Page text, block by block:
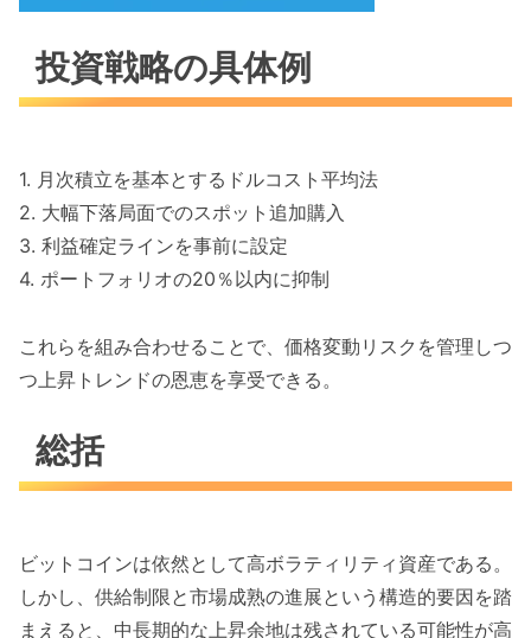
投資戦略の具体例
1. 月次積立を基本とするドルコスト平均法
2. 大幅下落局面でのスポット追加購入
3. 利益確定ラインを事前に設定
4. ポートフォリオの20％以内に抑制
これらを組み合わせることで、価格変動リスクを管理しつ
つ上昇トレンドの恩恵を享受できる。
総括
ビットコインは依然として高ボラティリティ資産である。
しかし、供給制限と市場成熟の進展という構造的要因を踏
まえると、中長期的な上昇余地は残されている可能性が高